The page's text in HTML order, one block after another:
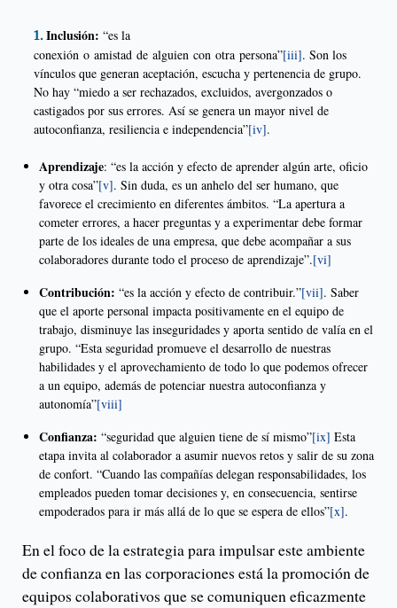
Inclusión: “es la
conexión o amistad de alguien con otra persona”[iii]. Son los
vínculos que generan aceptación, escucha y pertenencia de grupo.
No hay “miedo a ser rechazados, excluidos, avergonzados o
castigados por sus errores. Así se genera un mayor nivel de
autoconfianza, resiliencia e independencia”[iv].
Aprendizaje: “es la acción y efecto de aprender algún arte, oficio
y otra cosa”[v]. Sin duda, es un anhelo del ser humano, que
favorece el crecimiento en diferentes ámbitos. “La apertura a
cometer errores, a hacer preguntas y a experimentar debe formar
parte de los ideales de una empresa, que debe acompañar a sus
colaboradores durante todo el proceso de aprendizaje”.[vi]
Contribución: “es la acción y efecto de contribuir.”[vii]. Saber
que el aporte personal impacta positivamente en el equipo de
trabajo, disminuye las inseguridades y aporta sentido de valía en el
grupo. “Esta seguridad promueve el desarrollo de nuestras
habilidades y el aprovechamiento de todo lo que podemos ofrecer
a un equipo, además de potenciar nuestra autoconfianza y
autonomía”[viii]
Confianza: “seguridad que alguien tiene de sí mismo”[ix] Esta
etapa invita al colaborador a asumir nuevos retos y salir de su zona
de confort. “Cuando las compañías delegan responsabilidades, los
empleados pueden tomar decisiones y, en consecuencia, sentirse
empoderados para ir más allá de lo que se espera de ellos”[x].
En el foco de la estrategia para impulsar este ambiente
de confianza en las corporaciones está la promoción de
equipos colaborativos que se comuniquen eficazmente